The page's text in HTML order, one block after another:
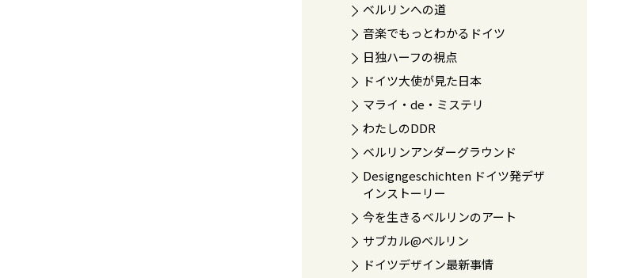
ベルリンへの道
音楽でもっとわかるドイツ
日独ハーフの視点
ドイツ大使が見た日本
マライ・de・ミステリ
わたしのDDR
ベルリンアンダーグラウンド
Designgeschichten ドイツ発デザ
インストーリー
今を生きるベルリンのアート
サブカル@ベルリン
ドイツデザイン最新事情